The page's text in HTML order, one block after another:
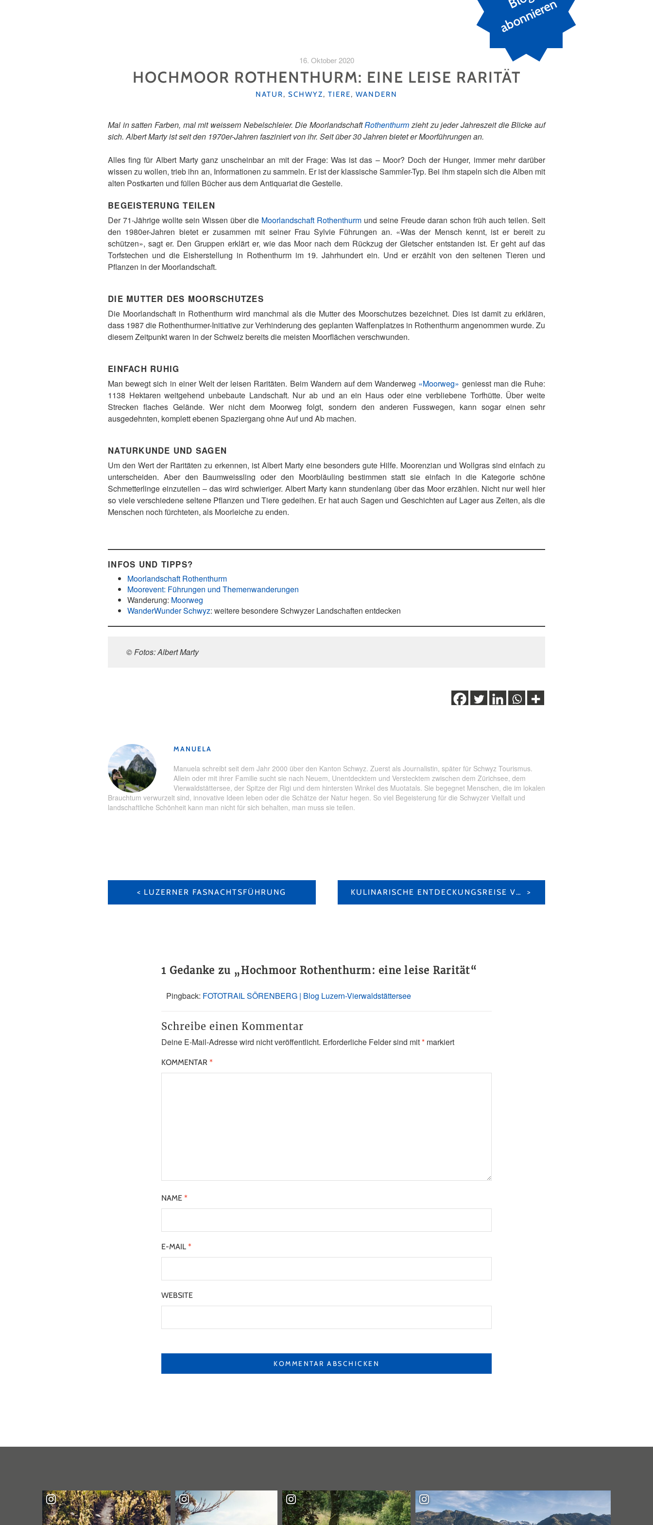
n
16. Oktober 2020
HOCHMOOR ROTHENTHURM: EINE LEISE RARITÄT
KATEGORIEN
NATUR, SCHWYZ, TIERE, WANDERN
Mal in satten Farben, mal mit weissem Nebelschleier. Die MoorlandschaftRothenthurmzieht zu jeder Jahreszeit die Blicke auf
sich. Albert Marty ist seit den 1970er-Jahren fasziniert von ihr. Seit über 30 Jahren bietet er Moorführungen an.
Alles fing für Albert Marty ganz unscheinbar an mit der Frage: Was ist das – Moor? Doch der Hunger, immer mehr darüber
wissen zu wollen, trieb ihn an, Informationen zu sammeln. Er ist der klassische Sammler-Typ. Bei ihm stapeln sich die Alben mit
alten Postkarten und füllen Bücher aus dem Antiquariat die Gestelle.
BEGEISTERUNG TEILEN
Der 71-Jährige wollte sein Wissen über die Moorlandschaft Rothenthurm und seine Freude daran schon früh auch teilen. Seit
den 1980er-Jahren bietet er zusammen mit seiner Frau Sylvie Führungen an. «Was der Mensch kennt, ist er bereit zu
schützen», sagt er. Den Gruppen erklärt er, wie das Moor nach dem Rückzug der Gletscher entstanden ist. Er geht auf das
Torfstechen und die Eisherstellung in Rothenthurm im 19. Jahrhundert ein. Und er erzählt von den seltenen Tieren und
Pflanzen in der Moorlandschaft.
DIE MUTTER DES MOORSCHUTZES
Die Moorlandschaft in Rothenthurm wird manchmal als die Mutter des Moorschutzes bezeichnet. Dies ist damit zu erklären,
dass 1987 die Rothenthurmer-Initiative zur Verhinderung des geplanten Waffenplatzes in Rothenthurm angenommen wurde. Zu
diesem Zeitpunkt waren in der Schweiz bereits die meisten Moorflächen verschwunden.
EINFACH RUHIG
Man bewegt sich in einer Welt der leisen Raritäten. Beim Wandern auf dem Wanderweg «Moorweg» geniesst man die Ruhe:
1138 Hektaren weitgehend unbebaute Landschaft. Nur ab und an ein Haus oder eine verbliebene Torfhütte. Über weite
Strecken flaches Gelände. Wer nicht dem Moorweg folgt, sondern den anderen Fusswegen, kann sogar einen sehr
ausgedehnten, komplett ebenen Spaziergang ohne Auf und Ab machen.
NATURKUNDE UND SAGEN
Um den Wert der Raritäten zu erkennen, ist Albert Marty eine besonders gute Hilfe. Moorenzian und Wollgras sind einfach zu
unterscheiden. Aber den Baumweissling oder den Moorbläuling bestimmen statt sie einfach in die Kategorie schöne
Schmetterlinge einzuteilen – das wird schwieriger. Albert Marty kann stundenlang über das Moor erzählen. Nicht nur weil hier
so viele verschiedene seltene Pflanzen und Tiere gedeihen. Er hat auch Sagen und Geschichten auf Lager aus Zeiten, als die
Menschen noch fürchteten, als Moorleiche zu enden.
INFOS UND TIPPS?
Moorlandschaft Rothenthurm
Moorevent: Führungen und Themenwanderungen
Wanderung: Moorweg
WanderWunder Schwyz: weitere besondere Schwyzer Landschaften entdecken
© Fotos: Albert Marty
MANUELA
Manuela schreibt seit dem Jahr 2000 über den Kanton Schwyz. Zuerst als Journalistin, später für Schwyz Tourismus.
Allein oder mit ihrer Familie sucht sie nach Neuem, Unentdecktem und Verstecktem zwischen dem Zürichsee, dem
Vierwaldstättersee, der Spitze der Rigi und dem hintersten Winkel des Muotatals. Sie begegnet Menschen, die im lokalen
Brauchtum verwurzelt sind, innovative Ideen leben oder die Schätze der Natur hegen. So viel Begeisterung für die Schwyzer Vielfalt und
landschaftliche Schönheit kann man nicht für sich behalten, man muss sie teilen.
BEITRAGS-
NAVIGATIONLUZERNER FASNACHTSFÜHRUNG KULINARISCHE ENTDECKUNGSREISE VOR UNSERER HAUSTÜRE
1 Gedanke zu „Hochmoor Rothenthurm: eine leise Rarität“
Pingback: FOTOTRAIL SÖRENBERG | Blog Luzern-Vierwaldstättersee
Schreibe einen Kommentar
Deine E-Mail-Adresse wird nicht veröffentlicht. Erforderliche Felder sind mit* markiert
KOMMENTAR *
NAME *
E-MAIL *
WEBSITE